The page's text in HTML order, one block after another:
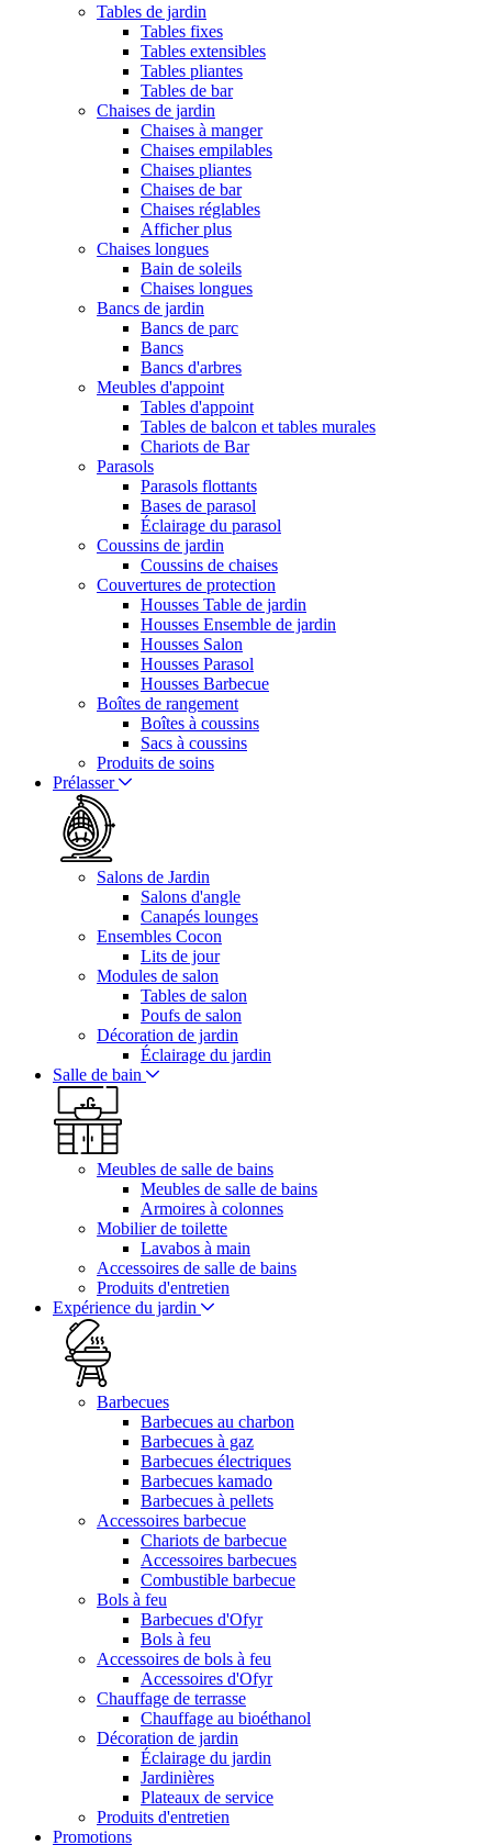
Tables de jardin
Tables fixes
Tables extensibles
Tables pliantes
Tables de bar
Chaises de jardin
Chaises à manger
Chaises empilables
Chaises pliantes
Chaises de bar
Chaises réglables
Afficher plus
Chaises longues
Bain de soleils
Chaises longues
Bancs de jardin
Bancs de parc
Bancs
Bancs d'arbres
Meubles d'appoint
Tables d'appoint
Tables de balcon et tables murales
Chariots de Bar
Parasols
Parasols flottants
Bases de parasol
Éclairage du parasol
Coussins de jardin
Coussins de chaises
Couvertures de protection
Housses Table de jardin
Housses Ensemble de jardin
Housses Salon
Housses Parasol
Housses Barbecue
Boîtes de rangement
Boîtes à coussins
Sacs à coussins
Produits de soins
Prélasser
Salons de Jardin
Salons d'angle
Canapés lounges
Ensembles Cocon
Lits de jour
Modules de salon
Tables de salon
Poufs de salon
Décoration de jardin
Éclairage du jardin
Salle de bain
Meubles de salle de bains
Meubles de salle de bains
Armoires à colonnes
Mobilier de toilette
Lavabos à main
Accessoires de salle de bains
Produits d'entretien
Expérience du jardin
Barbecues
Barbecues au charbon
Barbecues à gaz
Barbecues électriques
Barbecues kamado
Barbecues à pellets
Accessoires barbecue
Chariots de barbecue
Accessoires barbecues
Combustible barbecue
Bols à feu
Barbecues d'Ofyr
Bols à feu
Accessoires de bols à feu
Accessoires d'Ofyr
Chauffage de terrasse
Chauffage au bioéthanol
Décoration de jardin
Éclairage du jardin
Jardinières
Plateaux de service
Produits d'entretien
Promotions